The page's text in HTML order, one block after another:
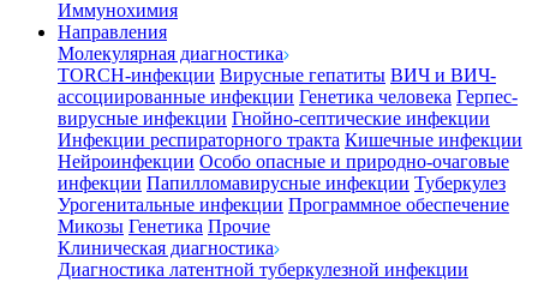
Иммунохимия
Направления
Молекулярная диагностика
TORCH-инфекции Вирусные гепатиты ВИЧ и ВИЧ-
ассоциированные инфекции Генетика человека Герпес-
вирусные инфекции Гнойно-септические инфекции
Инфекции респираторного тракта Кишечные инфекции
Нейроинфекции Особо опасные и природно-очаговые
инфекции Папилломавирусные инфекции Туберкулез
Урогенитальные инфекции Программное обеспечение
Микозы Генетика Прочие
Клиническая диагностика
Диагностика латентной туберкулезной инфекции